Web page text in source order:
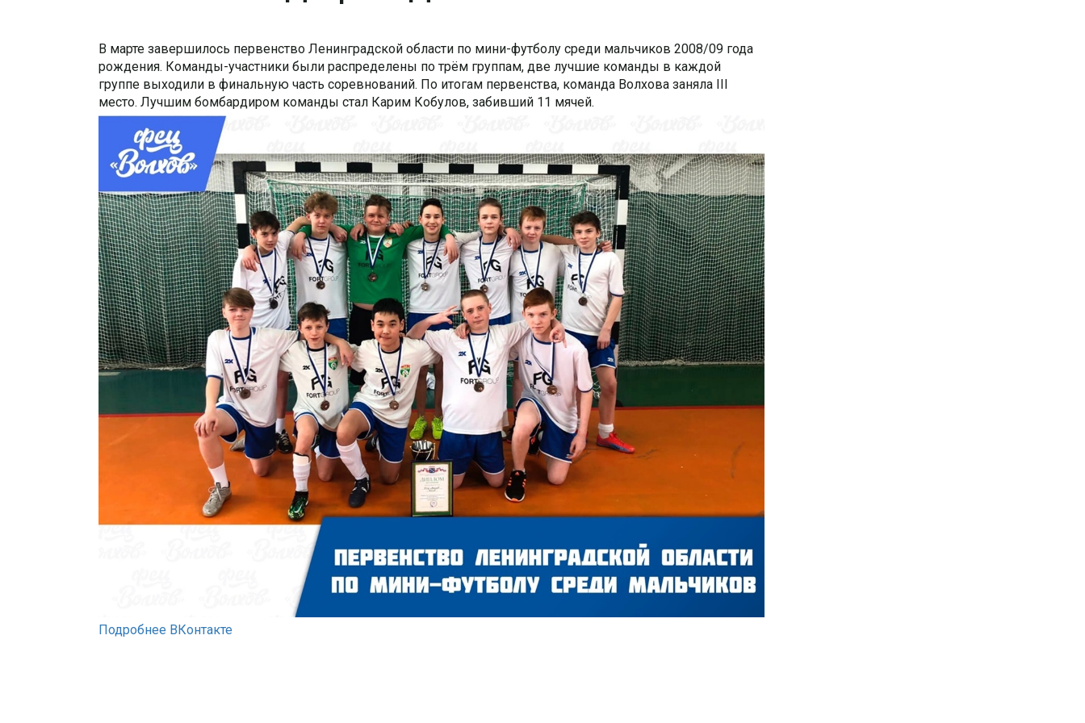
В марте завершилось первенство Ленинградской области по мини-футболу среди мальчиков 2008/09 года
рождения. Команды-участники были распределены по трём группам, две лучшие команды в каждой
группе выходили в финальную часть соревнований. По итогам первенства, команда Волхова заняла III
место. Лучшим бомбардиром команды стал Карим Кобулов, забивший 11 мячей.
Подробнее ВКонтакте